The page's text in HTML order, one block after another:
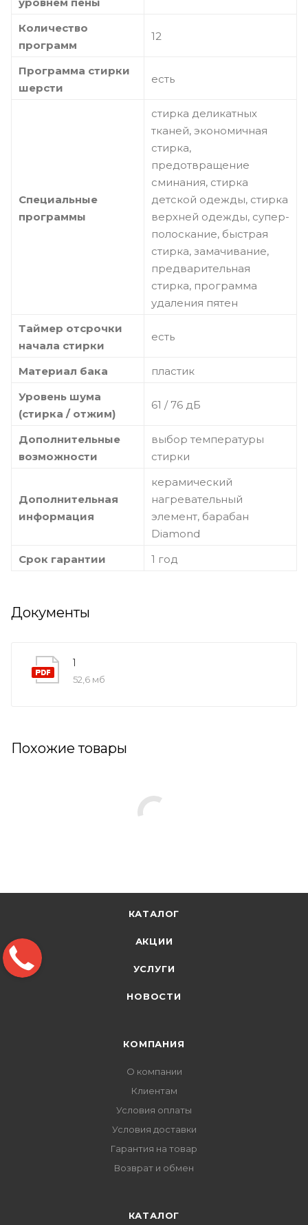
Количество
программ
12
Программа стирки
шерсти
есть
Специальные
программы
стирка деликатных
тканей, экономичная
стирка,
предотвращение
сминания, стирка
детской одежды, стирка
верхней одежды, супер-
полоскание, быстрая
стирка, замачивание,
предварительная
стирка, программа
удаления пятен
Таймер отсрочки
начала стирки
есть
Материал бака
пластик
Уровень шума
(стирка / отжим)
61 / 76 дБ
Дополнительные
возможности
выбор температуры
стирки
Дополнительная
информация
керамический
нагревательный
элемент, барабан
Diamond
Срок гарантии
1 год
Документы
1
52,6 мб
Похожие товары
КАТАЛОГ
АКЦИИ
УСЛУГИ
НОВОСТИ
КОМПАНИЯ
О компании
Клиентам
Условия оплаты
Условия доставки
Гарантия на товар
Возврат и обмен
КАТАЛОГ